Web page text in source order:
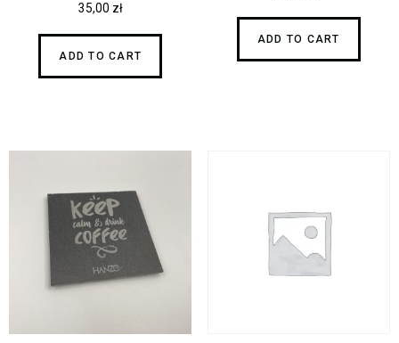
35,00 zł
ADD TO CART
ADD TO CART